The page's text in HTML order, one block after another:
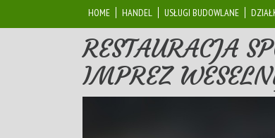
HOME HANDEL USŁUGI BUDOWLANE
RESTAURACJA
IMPREZ